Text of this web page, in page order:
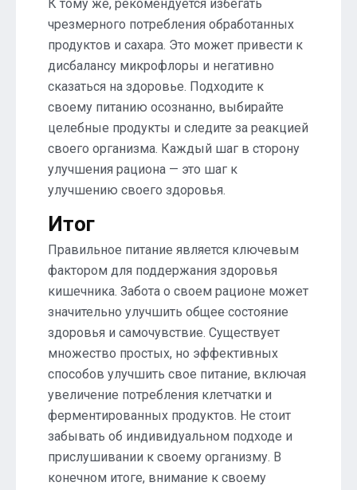
К тому же, рекомендуется избегать
чрезмерного потребления обработанных
продуктов и сахара. Это может привести к
дисбалансу микрофлоры и негативно
сказаться на здоровье. Подходите к
своему питанию осознанно, выбирайте
целебные продукты и следите за реакцией
своего организма. Каждый шаг в сторону
улучшения рациона — это шаг к
улучшению своего здоровья.
Итог
Правильное питание является ключевым
фактором для поддержания здоровья
кишечника. Забота о своем рационе может
значительно улучшить общее состояние
здоровья и самочувствие. Существует
множество простых, но эффективных
способов улучшить свое питание, включая
увеличение потребления клетчатки и
ферментированных продуктов. Не стоит
забывать об индивидуальном подходе и
прислушивании к своему организму. В
конечном итоге, внимание к своему